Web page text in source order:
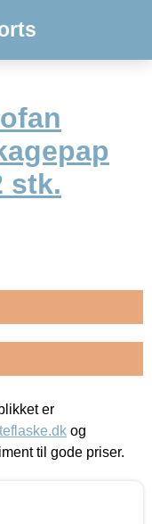
stk.
er
og
til gode priser.